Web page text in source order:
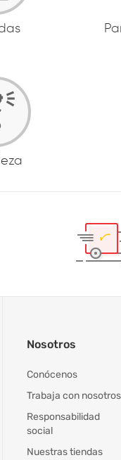
Nosotros
Conócenos
Trabaja con nosotros
Responsabilidad
social
Nuestras tiendas